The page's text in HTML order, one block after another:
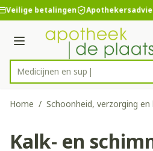
Ga naar de inhoud
1 van 1
Veilige betalingen Apothekersadvies
Menu
Product, merk, categorie...
Home / Schoonheid, verzorging en
Kalk- en